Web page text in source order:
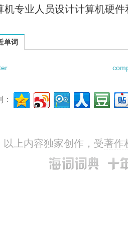
机专业人员设计计算机硬
的相关资料：
单词
以上内容独家创作，受著作